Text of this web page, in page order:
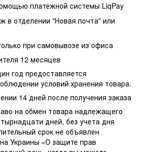
платёжной системы LiqPay
в отделении "Новая почта" или
при самовывозе из офиса
12 месяцев
год предоставляется
условий хранения товара.
14 дней после получения заказа
на обмен товара надлежащего
дней, без учета дня
срок не объявлен
Украины «О защите прав